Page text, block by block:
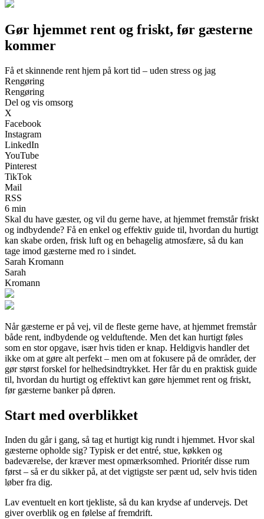
Gør hjemmet rent og friskt, før gæsterne
kommer
Få et skinnende rent hjem på kort tid – uden stress og jag
Rengøring
Rengøring
Del og vis omsorg
X
Facebook
Instagram
LinkedIn
YouTube
Pinterest
TikTok
Mail
RSS
6 min
Skal du have gæster, og vil du gerne have, at hjemmet fremstår friskt
og indbydende? Få en enkel og effektiv guide til, hvordan du hurtigt
kan skabe orden, frisk luft og en behagelig atmosfære, så du kan
tage imod gæsterne med ro i sindet.
Sarah Kromann
Sarah
Kromann
Når gæsterne er på vej, vil de fleste gerne have, at hjemmet fremstår
både rent, indbydende og velduftende. Men det kan hurtigt føles
som en stor opgave, især hvis tiden er knap. Heldigvis handler det
ikke om at gøre alt perfekt – men om at fokusere på de områder, der
gør størst forskel for helhedsindtrykket. Her får du en praktisk guide
til, hvordan du hurtigt og effektivt kan gøre hjemmet rent og friskt,
før gæsterne banker på døren.
Start med overblikket
Inden du går i gang, så tag et hurtigt kig rundt i hjemmet. Hvor skal
gæsterne opholde sig? Typisk er det entré, stue, køkken og
badeværelse, der kræver mest opmærksomhed. Prioritér disse rum
først – så er du sikker på, at det vigtigste ser pænt ud, selv hvis tiden
løber fra dig.
Lav eventuelt en kort tjekliste, så du kan krydse af undervejs. Det
giver overblik og en følelse af fremdrift.